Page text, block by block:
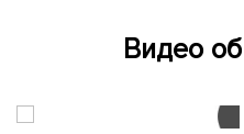
Видео